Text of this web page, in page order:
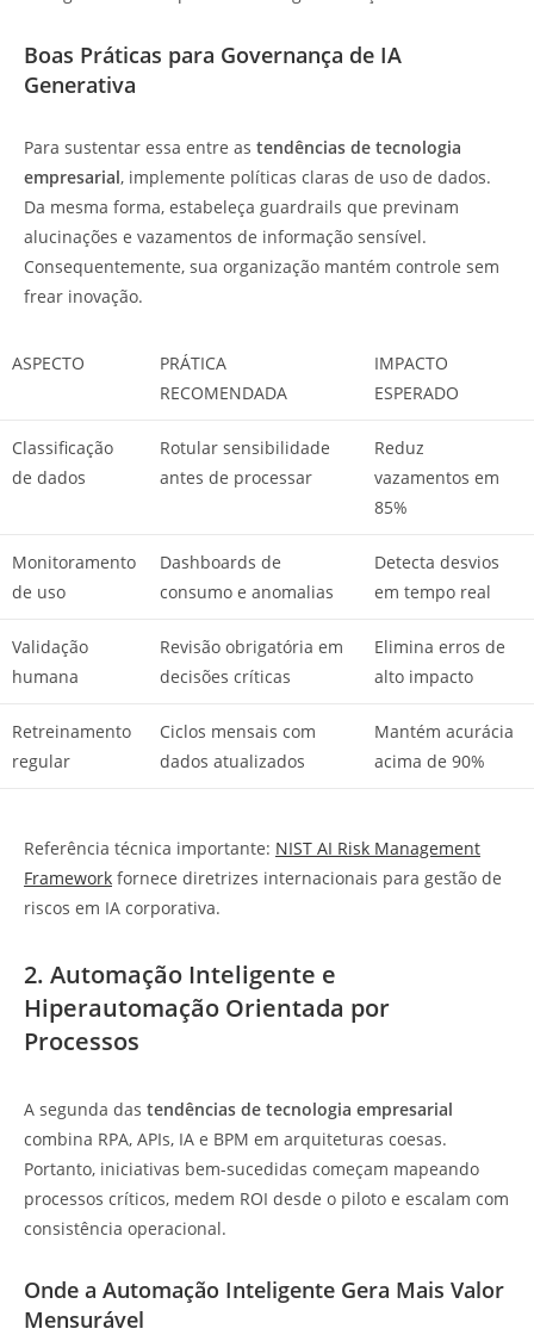
Boas Práticas para Governança de IA
Generativa
Para sustentar essa entre as tendências de tecnologia
empresarial, implemente políticas claras de uso de dados.
Da mesma forma, estabeleça guardrails que previnam
alucinações e vazamentos de informação sensível.
Consequentemente, sua organização mantém controle sem
frear inovação.
ASPECTO
PRÁTICA
RECOMENDADA
IMPACTO
ESPERADO
Classificação
de dados
Rotular sensibilidade
antes de processar
Reduz
vazamentos em
85%
Monitoramento
de uso
Dashboards de
consumo e anomalias
Detecta desvios
em tempo real
Validação
humana
Revisão obrigatória em
decisões críticas
Elimina erros de
alto impacto
Retreinamento
regular
Ciclos mensais com
dados atualizados
Mantém acurácia
acima de 90%
Referência técnica importante: NIST AI Risk Management
Framework fornece diretrizes internacionais para gestão de
riscos em IA corporativa.
2. Automação Inteligente e
Hiperautomação Orientada por
Processos
A segunda das tendências de tecnologia empresarial
combina RPA, APIs, IA e BPM em arquiteturas coesas.
Portanto, iniciativas bem-sucedidas começam mapeando
processos críticos, medem ROI desde o piloto e escalam com
consistência operacional.
Onde a Automação Inteligente Gera Mais Valor
Mensurável